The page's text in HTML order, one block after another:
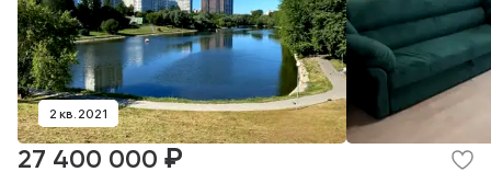
2 кв. 2021
27 400 000 ₽